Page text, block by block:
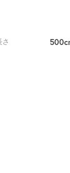
さ